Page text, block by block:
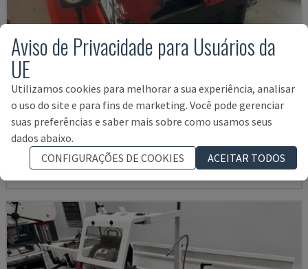
EMCOMAT 200X1000
EMCO - TORNOS HORIZONTAIS
ALEMANHA
14.000 €
Aviso de Privacidade para Usuários da
UE
Utilizamos cookies para melhorar a sua experiência, analisar
o uso do site e para fins de marketing. Você pode gerenciar
suas preferências e saber mais sobre como usamos seus
dados abaixo.
CONFIGURAÇÕES DE COOKIES
ACEITAR TODOS